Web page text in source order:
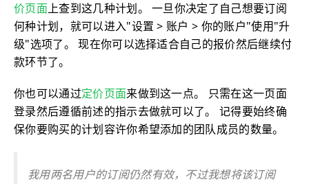
价页面上查到这几种计划。 一旦你决定了自己想要订阅
何种计划，就可以进入"设置 > 账户 > 你的账户"使用"升
级"选项了。 现在你可以选择适合自己的报价然后继续付
款环节了。
你也可以通过定价页面来做到这一点。 只需在这一页面
登录然后遵循前述的指示去做就可以了。 记得要始终确
保你要购买的计划容许你希望添加的团队成员的数量。
我用两名用户的订阅仍然有效，不过我想将该订阅